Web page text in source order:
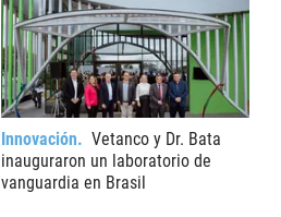
Innovación
Vetanco y Dr. Bata
inauguraron un laboratorio de
vanguardia en Brasil